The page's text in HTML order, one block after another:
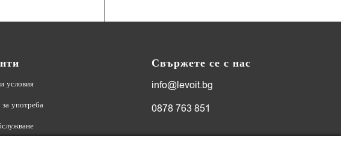
условия
употреба
Свържете се с нас
info@levoit.bg
0878 763 851